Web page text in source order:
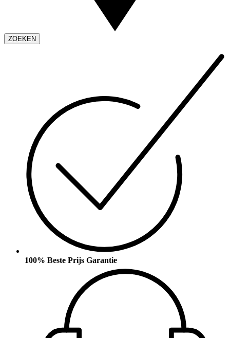
ZOEKEN
100% Beste Prijs Garantie